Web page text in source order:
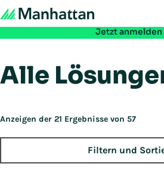
Jetzt anmelden
Alle
Anzeigen der 21 Ergebnisse von 57
Filtern und